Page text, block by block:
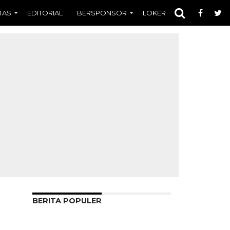
EDITORIAL BERSPONSOR LOKER OPINI
BERITA POPULER